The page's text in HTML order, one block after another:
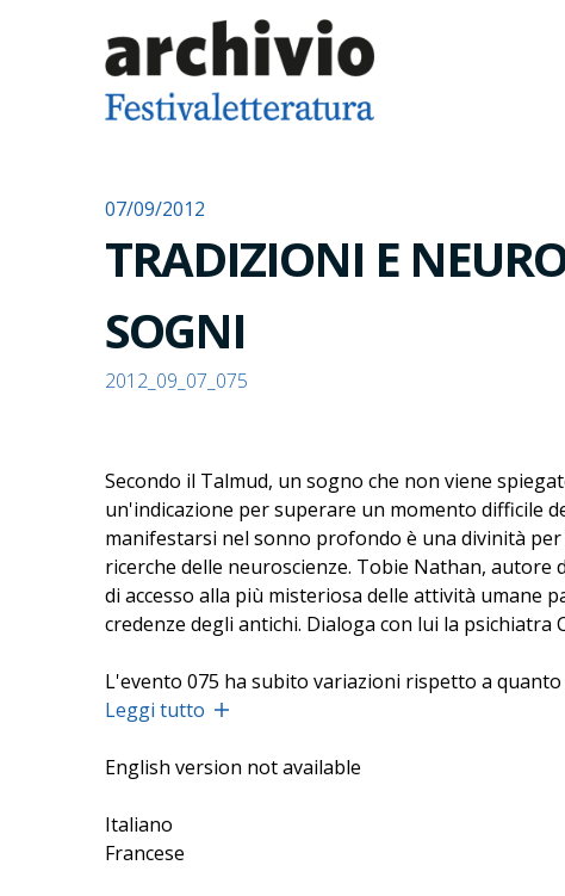
07/09/2012
TRADIZIONI E
SOGNI
2012_09_07_075
Secondo il Talmud, un sogno che non viene
un'indicazione per superare un momento difficile
manifestarsi nel sonno profondo è una divinità
ricerche delle neuroscienze. Tobie Nathan, autore
di accesso alla più misteriosa delle attività umane
credenze degli antichi. Dialoga con lui la psichiatra
L'evento 075 ha subito variazioni rispetto a
Leggi tutto
English version not available
Italiano
Francese